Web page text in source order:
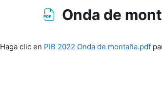
Onda de
Haga clic en PIB 2022 Onda de montaña.pdf